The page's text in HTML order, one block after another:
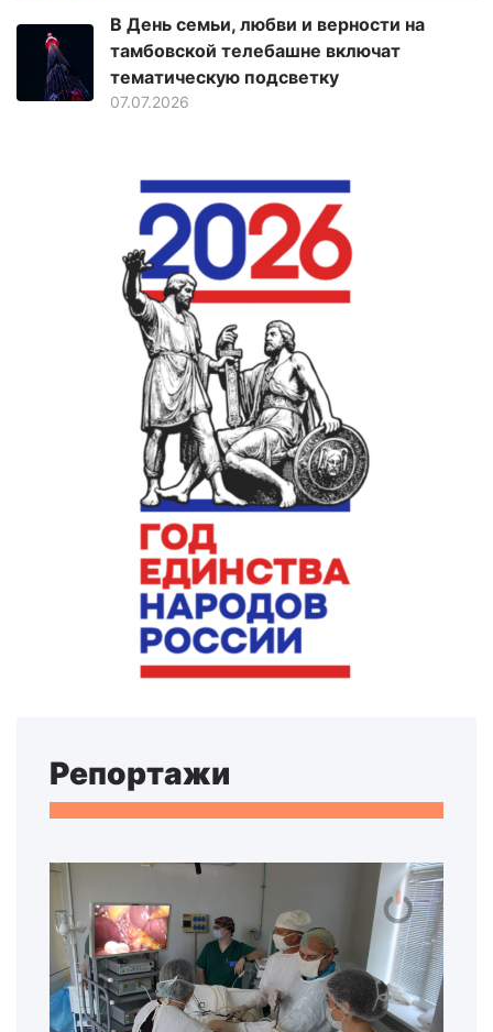
В День семьи, любви и верности на
тамбовской телебашне включат
тематическую подсветку
07.07.2026
Репортажи